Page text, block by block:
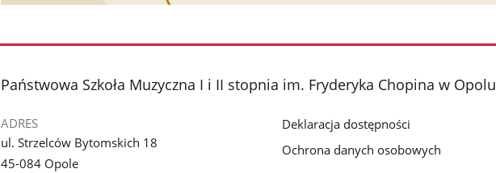
stopka
Państwowa Szkoła Muzyczna I i II stopnia im. Fryderyka Chopina w Opolu
ADRES
ul. Strzelców Bytomskich 18
45-084 Opole
Deklaracja dostępności
Ochrona danych osobowych